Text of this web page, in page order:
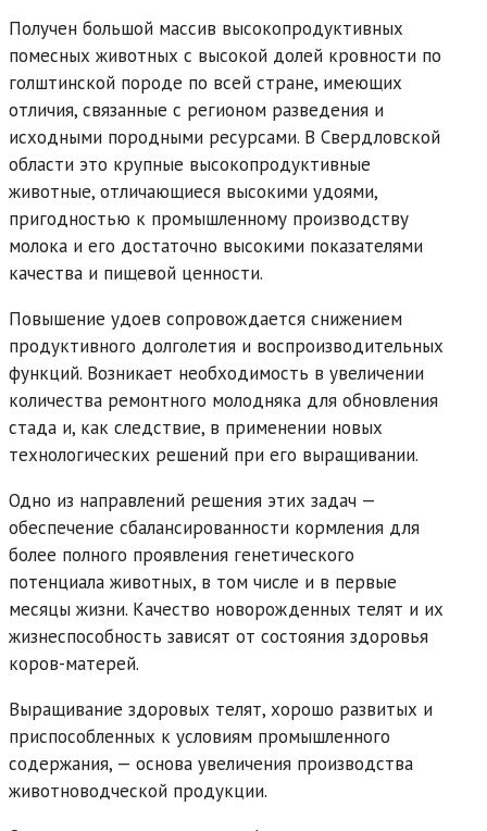
Получен большой массив высокопродуктивных
помесных животных с высокой долей кровности по
голштинской породе по всей стране, имеющих
отличия, связанные с регионом разведения и
исходными породными ресурсами. В Свердловской
области это крупные высокопродуктивные
животные, отличающиеся высокими удоями,
пригодностью к промышленному производству
молока и его достаточно высокими показателями
качества и пищевой ценности.
Повышение удоев сопровождается снижением
продуктивного долголетия и воспроизводительных
функций. Возникает необходимость в увеличении
количества ремонтного молодняка для обновления
стада и, как следствие, в применении новых
технологических решений при его выращивании.
Одно из направлений решения этих задач —
обеспечение сбалансированности кормления для
более полного проявления генетического
потенциала животных, в том числе и в первые
месяцы жизни. Качество новорожденных телят и их
жизнеспособность зависят от состояния здоровья
коров-матерей.
Выращивание здоровых телят, хорошо развитых и
приспособленных к условиям промышленного
содержания, — основа увеличения производства
животноводческой продукции.